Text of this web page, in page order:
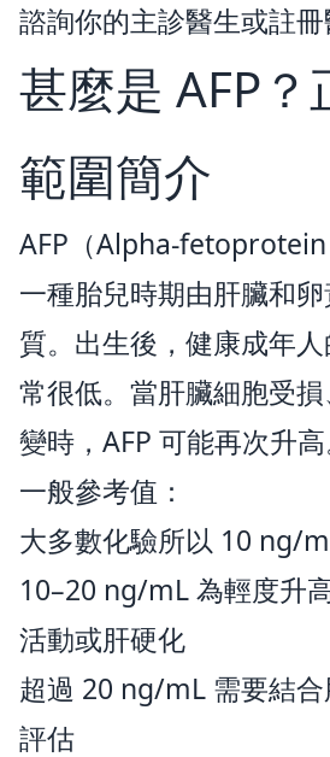
諮詢你的主診醫生或註冊
甚麼是 AFP？
範圍簡介
AFP（Alpha-
一種胎兒時期由肝臟和
質。出生後，健康成年人
常很低。當肝臟細胞受
變時，AFP 可能再次升高
一般參考值：
大多數化驗所以 10 ng/
10–20 ng/mL 為輕度升
活動或肝硬化
超過 20 ng/mL 需要結
評估